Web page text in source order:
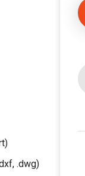
.dwg)